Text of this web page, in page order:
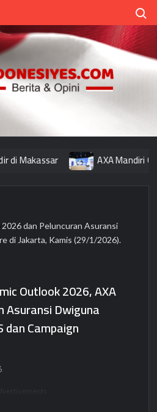
AXA Mandiri
dan Peluncuran Asuransi
di Jakarta, Kamis (29/1/2026).
Outlook 2026, AXA
Asuransi Dwiguna
Campaign